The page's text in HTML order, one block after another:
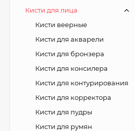
Кисти для лица
Кисти веерные
Кисти для акварели
Кисти для бронзера
Кисти для консилера
Кисти для контурирования
Кисти для корректора
Кисти для пудры
Кисти для румян